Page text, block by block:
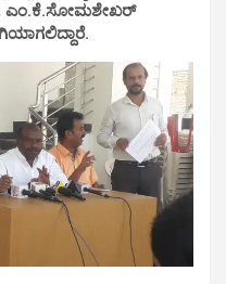
ಎಂ.ಕೆ.ಸೋಮಶೇಖರ್